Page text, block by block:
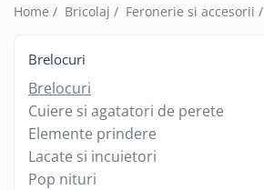
Becuri auto
Car DVR
Car FM
Huse Talon & Permis
Tractare Auto
Accesorii Foto
Huse foto
Home / Bricolaj / Feronerie si accesorii /
Brelocuri
Brelocuri
Cuiere si agatatori de perete
Elemente prindere
Lacate si incuietori
Pop nituri